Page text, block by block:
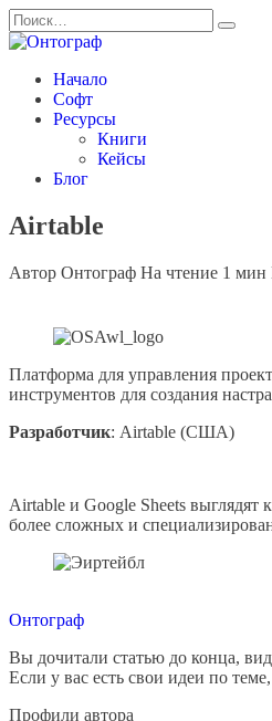
Перейти
к
содержанию
Search
for:
Начало
Софт
Ресурсы
Книги
Кейсы
Блог
Airtable
Автор Онтограф На чтение 1 мин
Платформа для управления
инструментов для создания
Разработчик: Airtable (США)
Airtable и Google Sheets
более сложных и
Онтограф
Вы дочитали статью до конца,
Если у вас есть свои идеи по
Профили автора